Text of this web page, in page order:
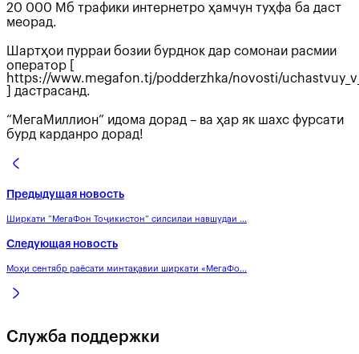
20 000 Мб трафики интернетро ҳамчун туҳфа ба даст
меорад.
Шартҳои пурраи бозии бурднок дар сомонаи расмии
оператор [
https://www.megafon.tj/podderzhka/novosti/
] дастрасанд.
“МегаМиллион” идома дорад – ва ҳар як шахс фурсати
бурд карданро дорад!
Предыдущая новость
Ширкати “МегаФон Тоҷикистон” силсилаи навшудаи ...
Следующая новость
Моҳи сентябр раёсати минтақавии ширкати «МегаФо...
Служба поддержки